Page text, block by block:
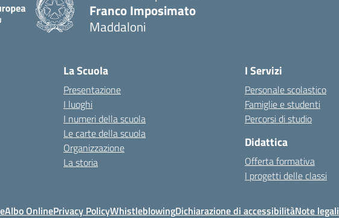
Franco Imposimato
Maddaloni
La Scuola
Presentazione
I luoghi
I numeri della scuola
Le carte della scuola
Organizzazione
La storia
I Servizi
Personale scolastico
Famiglie e studenti
Percorsi di studio
Didattica
Offerta formativa
I progetti delle classi
Albo OnlinePrivacy PolicyWhistleblowingDichiarazione di accessibilitàNote legali